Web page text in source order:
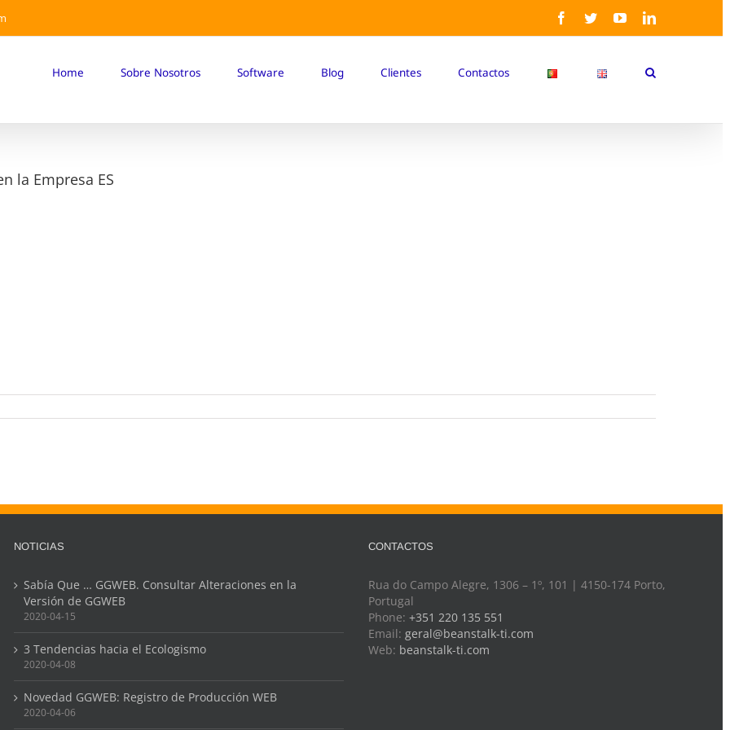
Facebook
TwitterYouTubeLinkedIn
Home Sobre Nosotros Software Blog Clientes Contactos
la Empresa ES
NOTICIAS
Sabía Que … GGWEB. Consultar Alteraciones en la
Versión de GGWEB
2020-04-15
3 Tendencias hacia el Ecologismo
2020-04-08
Novedad GGWEB: Registro de Producción WEB
2020-04-06
CONTACTOS
Rua do Campo Alegre, 1306 – 1º, 101 | 4150-174 Porto,
Portugal
Phone: +351 220 135 551
Email: geral@beanstalk-ti.com
Web: beanstalk-ti.com